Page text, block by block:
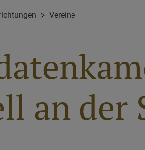
Vereine
an der